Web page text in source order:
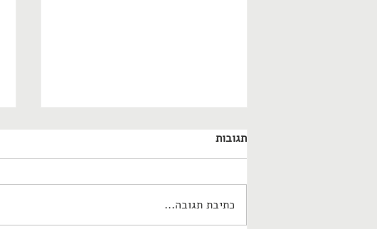
פורים בפתח?
תגובות
כתיבת תגובה...